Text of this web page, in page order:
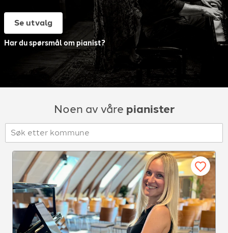
Registrer artist
Gigplanet
For musiker
Support
Se utvalg
Har du spørsmål om pianist?
Noen av våre pianister